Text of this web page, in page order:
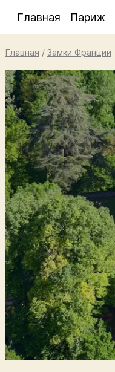
Главная Париж
Главная / Замки Франции